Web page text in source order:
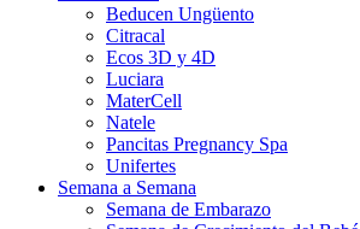
Beducen Ungüento
Citracal
Ecos 3D y 4D
Luciara
MaterCell
Natele
Pancitas Pregnancy Spa
Unifertes
Semana a Semana
Semana de Embarazo